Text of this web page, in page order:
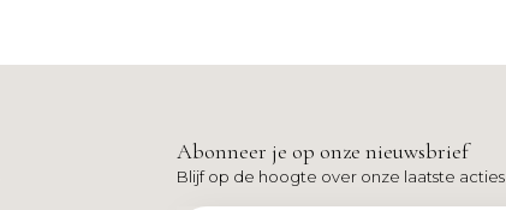
Abonneer je op onze nieuwsbrief
Blijf op de hoogte over onze laatste acties